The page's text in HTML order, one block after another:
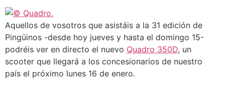
Aquellos de vosotros que asistáis a la 31 edición de
Pingüinos -desde hoy jueves y hasta el domingo 15-
podréis ver en directo el nuevo Quadro 350D, un
scooter que llegará a los concesionarios de nuestro
país el próximo lunes 16 de enero.